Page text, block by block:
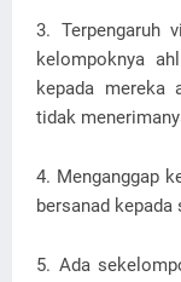
3. Terpengaruh
kelompoknya
kepada mereka
tidak
4. Menganggap
bersanad
5. Ada